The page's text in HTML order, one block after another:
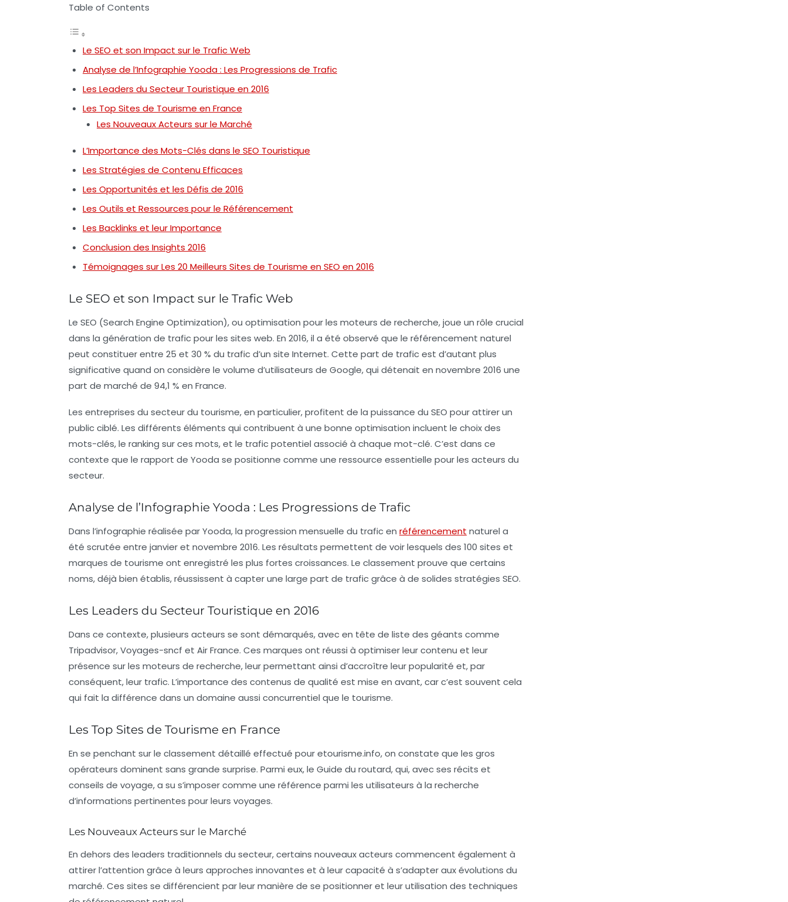
Table of Contents
Le SEO et son Impact sur le Trafic Web
Analyse de l’Infographie Yooda : Les Progressions de Trafic
Les Leaders du Secteur Touristique en 2016
Les Top Sites de Tourisme en France
Les Nouveaux Acteurs sur le Marché
L’Importance des Mots-Clés dans le SEO Touristique
Les Stratégies de Contenu Efficaces
Les Opportunités et les Défis de 2016
Les Outils et Ressources pour le Référencement
Les Backlinks et leur Importance
Conclusion des Insights 2016
Témoignages sur Les 20 Meilleurs Sites de Tourisme en SEO en 2016
Le SEO et son Impact sur le Trafic Web
Le SEO (Search Engine Optimization), ou optimisation pour les moteurs de recherche, joue un rôle crucial
dans la génération de traficpour les sites web. En 2016, il a été observé que le référencement naturel
peut constituer entre 25 et 30 % du trafic d’un site Internet. Cette part de trafic est d’autant plus
significative quand on considère le volume d’utilisateurs de Google, qui détenait en novembre 2016 une
part de marché de 94,1 % en France.
Les entreprises du secteur du tourisme, en particulier, profitent de la puissance du SEO pour attirer un
public ciblé. Les différents éléments qui contribuent à une bonne optimisation incluent le choix des
mots-clés, le ranking sur ces mots, et le trafic potentiel associé à chaque mot-clé. C’est dans ce
contexte que le rapport de Yooda se positionne comme une ressource essentielle pour les acteurs du
secteur.
Analyse de l’Infographie Yooda : Les Progressions de Trafic
Dans l’infographie réalisée par Yooda, la progression mensuelle du trafic en référencement naturel a
été scrutée entre janvier et novembre 2016. Les résultats permettent de voir lesquels des 100 sites et
marques de tourisme ont enregistré les plus fortes croissances. Le classement prouve que certains
noms, déjà bien établis, réussissent à capter une large part de trafic grâce à de solides stratégies SEO.
Les Leaders du Secteur Touristique en 2016
Dans ce contexte, plusieurs acteurs se sont démarqués, avec en tête de liste des géants comme
Tripadvisor, Voyages-sncf et Air France. Ces marques ont réussi à optimiser leur contenu et leur
présence sur les moteurs de recherche, leur permettant ainsi d’accroître leur popularité et, par
conséquent, leur trafic. L’importance des contenus de qualité est mise en avant, car c’est souvent cela
qui fait la différence dans un domaine aussi concurrentiel que le tourisme.
Les Top Sites de Tourisme en France
En se penchant sur le classement détaillé effectué pour etourisme.info, on constate que les gros
opérateurs dominent sans grande surprise. Parmi eux, le Guide du routard, qui, avec ses récits et
conseils de voyage, a su s’imposer comme une référence parmi les utilisateurs à la recherche
d’informations pertinentes pour leurs voyages.
Les Nouveaux Acteurs sur le Marché
En dehors des leaders traditionnels du secteur, certains nouveaux acteurs commencent également à
attirer l’attention grâce à leurs approches innovantes et à leur capacité à s’adapter aux évolutions du
marché. Ces sites se différencient par leur manière de se positionneret leur utilisation des techniques